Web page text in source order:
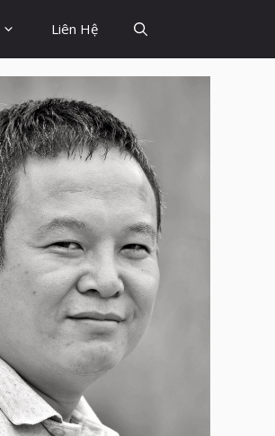
Liên Hệ